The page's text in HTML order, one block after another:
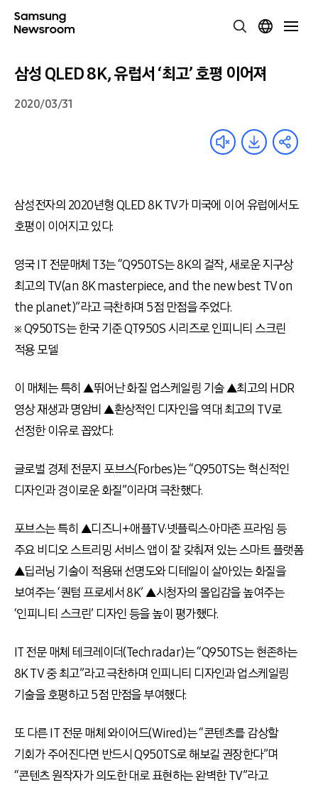
삼성 QLED 8K, 유럽서 ‘최고’ 호평 이어져
2020/03/31
삼성전자의 2020년형 QLED 8K TV가 미국에 이어 유럽에서도
호평이 이어지고 있다.
영국 IT 전문매체 T3는 “Q950TS는 8K의 걸작, 새로운 지구상
최고의 TV(an 8K masterpiece, and the new best TV on
the planet)”라고 극찬하며 5점 만점을 주었다.
※ Q950TS는 한국 기준 QT950S 시리즈로 인피니티 스크린
적용 모델
이 매체는 특히 ▲뛰어난 화질 업스케일링 기술 ▲최고의 HDR
영상 재생과 명암비 ▲환상적인 디자인을 역대 최고의 TV로
선정한 이유로 꼽았다.
글로벌 경제 전문지 포브스(Forbes)는 “Q950TS는 혁신적인
디자인과 경이로운 화질”이라며 극찬했다.
포브스는 특히 ▲디즈니+·애플TV·넷플릭스·아마존 프라임 등
주요 비디오 스트리밍 서비스 앱이 잘 갖춰져 있는 스마트 플랫폼
▲딥러닝 기술이 적용돼 선명도와 디테일이 살아있는 화질을
보여주는 ‘퀀텀 프로세서 8K’ ▲시청자의 몰입감을 높여주는
‘인피니티 스크린’ 디자인 등을 높이 평가했다.
IT 전문 매체 테크레이더(Techradar)는 “Q950TS는 현존하는
8K TV 중 최고”라고 극찬하며 인피니티 디자인과 업스케일링
기술을 호평하고 5점 만점을 부여했다.
또 다른 IT 전문 매체 와이어드(Wired)는 “콘텐츠를 감상할
기회가 주어진다면 반드시 Q950TS로 해보길 권장한다”며
“콘텐츠 원작자가 의도한 대로 표현하는 완벽한 TV”라고